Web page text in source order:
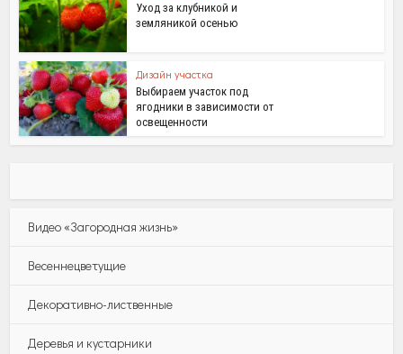
Уход за клубникой и
земляникой осенью
Дизайн участка
Выбираем участок под
ягодники в зависимости от
освещенности
Видео «Загородная жизнь»
Весеннецветущие
Декоративно-лиственные
Деревья и кустарники